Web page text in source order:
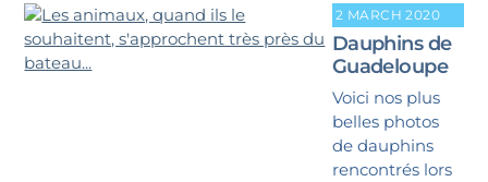
2 MARCH 2020
Dauphins de
Guadeloupe
Voici nos plus
belles photos
de dauphins
rencontrés lors